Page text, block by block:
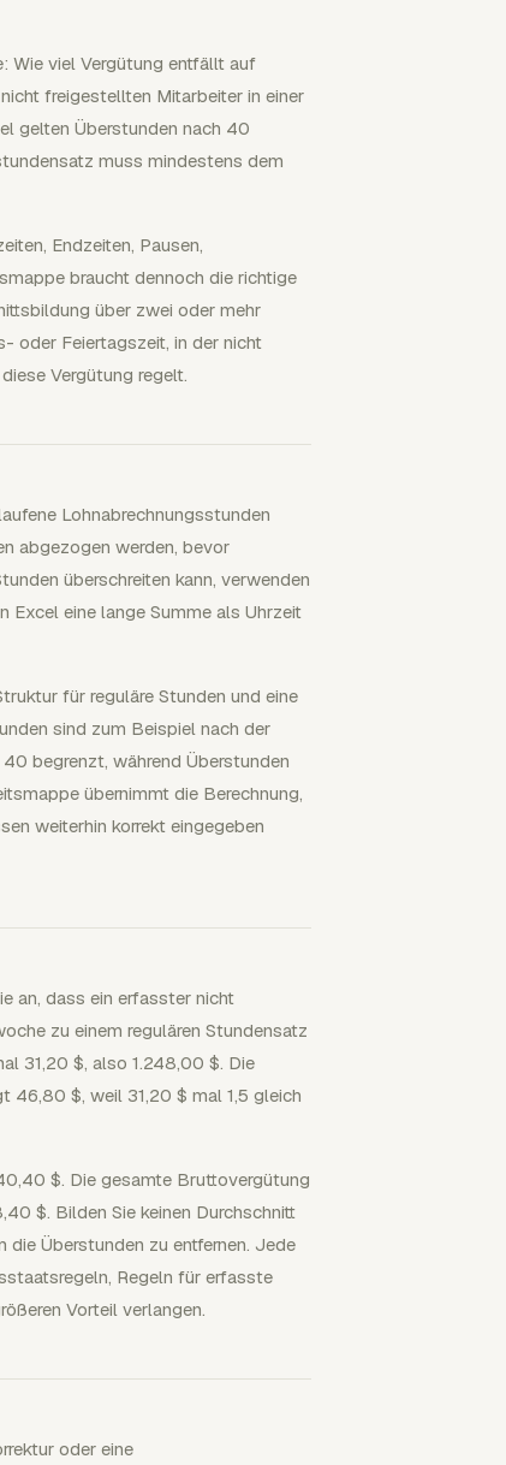
Wie viel Vergütung entfällt auf
freigestellten Mitarbeiter in einer
gelten Überstunden nach 40
muss mindestens dem
Endzeiten, Pausen,
braucht dennoch die richtige
über zwei oder mehr
oder Feiertagszeit, in der nicht
Vergütung regelt.
Lohnabrechnungsstunden
abgezogen werden, bevor
überschreiten kann, verwenden
Excel eine lange Summe als Uhrzeit
für reguläre Stunden und eine
sind zum Beispiel nach der
begrenzt, während Überstunden
übernimmt die Berechnung,
weiterhin korrekt eingegeben
an, dass ein erfasster nicht
zu einem regulären Stundensatz
31,20 $, also 1.248,00 $. Die
46,80 $, weil 31,20 $ mal 1,5 gleich
$. Die gesamte Bruttovergütung
$. Bilden Sie keinen Durchschnitt
Überstunden zu entfernen. Jede
Regeln für erfasste
Vorteil verlangen.
oder eine